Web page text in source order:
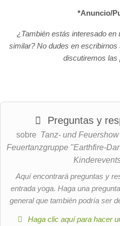
*Anuncio/
¿También estás interesado en
similar? No dudes en escribirnos
discutiremos las
Preguntas y
sobre Tanz- und
Feuertanzgruppe "Earthfire-
Aquí encontrará preguntas y
entrada yoga. Haga una
general que también podría ser
Haga clic aquí para hacer